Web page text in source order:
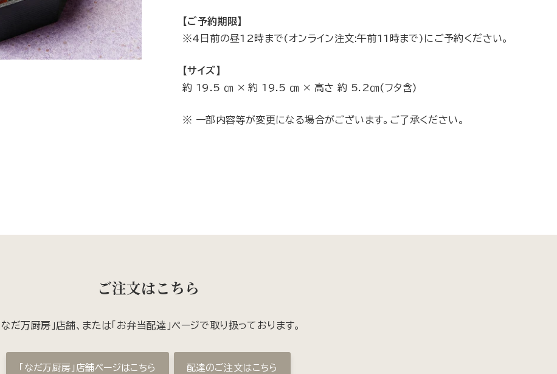
【ご予約期限】
※4日前の昼12時まで(オンライン注文:午前11時まで)にご予約ください。
【サイズ】
約 19.5 ㎝ × 約 19.5 ㎝ × 高さ 約 5.2㎝(フタ含)
※ 一部内容等が変更になる場合がございます。ご了承ください。
ご注文はこちら
「なだ万厨房」店舗、または「お弁当配達」ページで取り扱っております。
「なだ万厨房」店舗ページはこちら 配達のご注文はこちら